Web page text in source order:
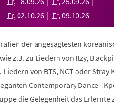
Fr,02.10.26 Fr,09.10.26
der angesagtesten
z.B. zu Liedern von Itzy,
von BTS, NCT oder Stray
Contemporary Dance -
die Gelegenheit das Erlernte